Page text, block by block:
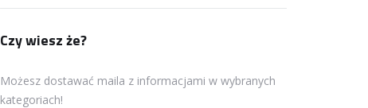
Czy wiesz że?
Możesz dostawać maila z informacjami w wybranych
kategoriach!